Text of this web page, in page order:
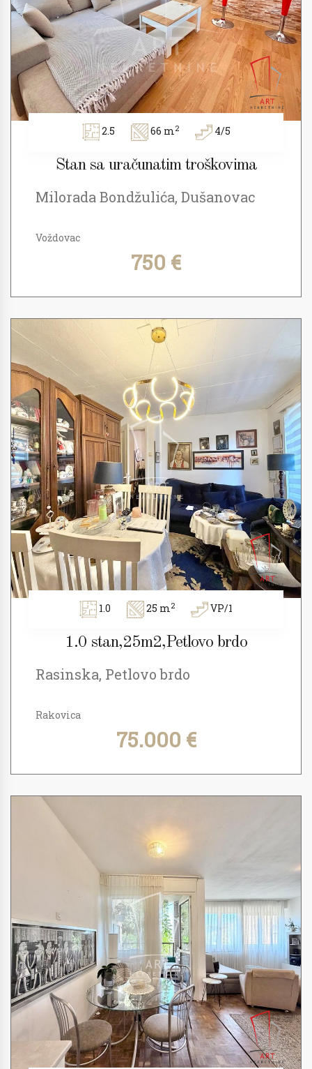
2.5 66 m2 4/5
Stan sa uračunatim troškovima
Milorada Bondžulića, Dušanovac
Voždovac
750 €
1.0 25 m2 VP/1
1.0 stan,25m2,Petlovo brdo
Rasinska, Petlovo brdo
Rakovica
75.000 €